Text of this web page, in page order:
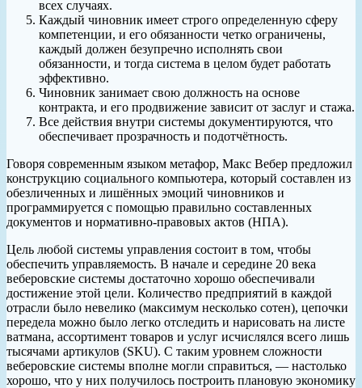
всех случаях.
Каждый чиновник имеет строго определенную сферу
компетенции, и его обязанности четко ограничены,
каждый должен безупречно исполнять свои
обязанности, и тогда система в целом будет работать
эффективно.
Чиновник занимает свою должность на основе
контракта, и его продвижение зависит от заслуг и стажа.
Все действия внутри системы документируются, что
обеспечивает прозрачность и подотчётность.
Говоря современным языком метафор, Макс Вебер предложил
конструкцию социального компьютера, который составлен из
обезличенных и лишённых эмоций чиновников и
программируется с помощью правильно составленных
документов и нормативно-правовых актов (НПА).
Цель любой системы управления состоит в том, чтобы
обеспечить управляемость. В начале и середине 20 века
веберовские системы достаточно хорошо обеспечивали
достижение этой цели. Количество предприятий в каждой
отрасли было невелико (максимум несколько сотен), цепочки
передела можно было легко отследить и нарисовать на листе
ватмана, ассортимент товаров и услуг исчислялся всего лишь
тысячами артикулов (SKU). С таким уровнем сложности
веберовские системы вполне могли справиться, — настолько
хорошо, что у них получилось построить плановую экономику